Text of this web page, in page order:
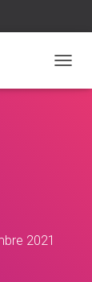
2021